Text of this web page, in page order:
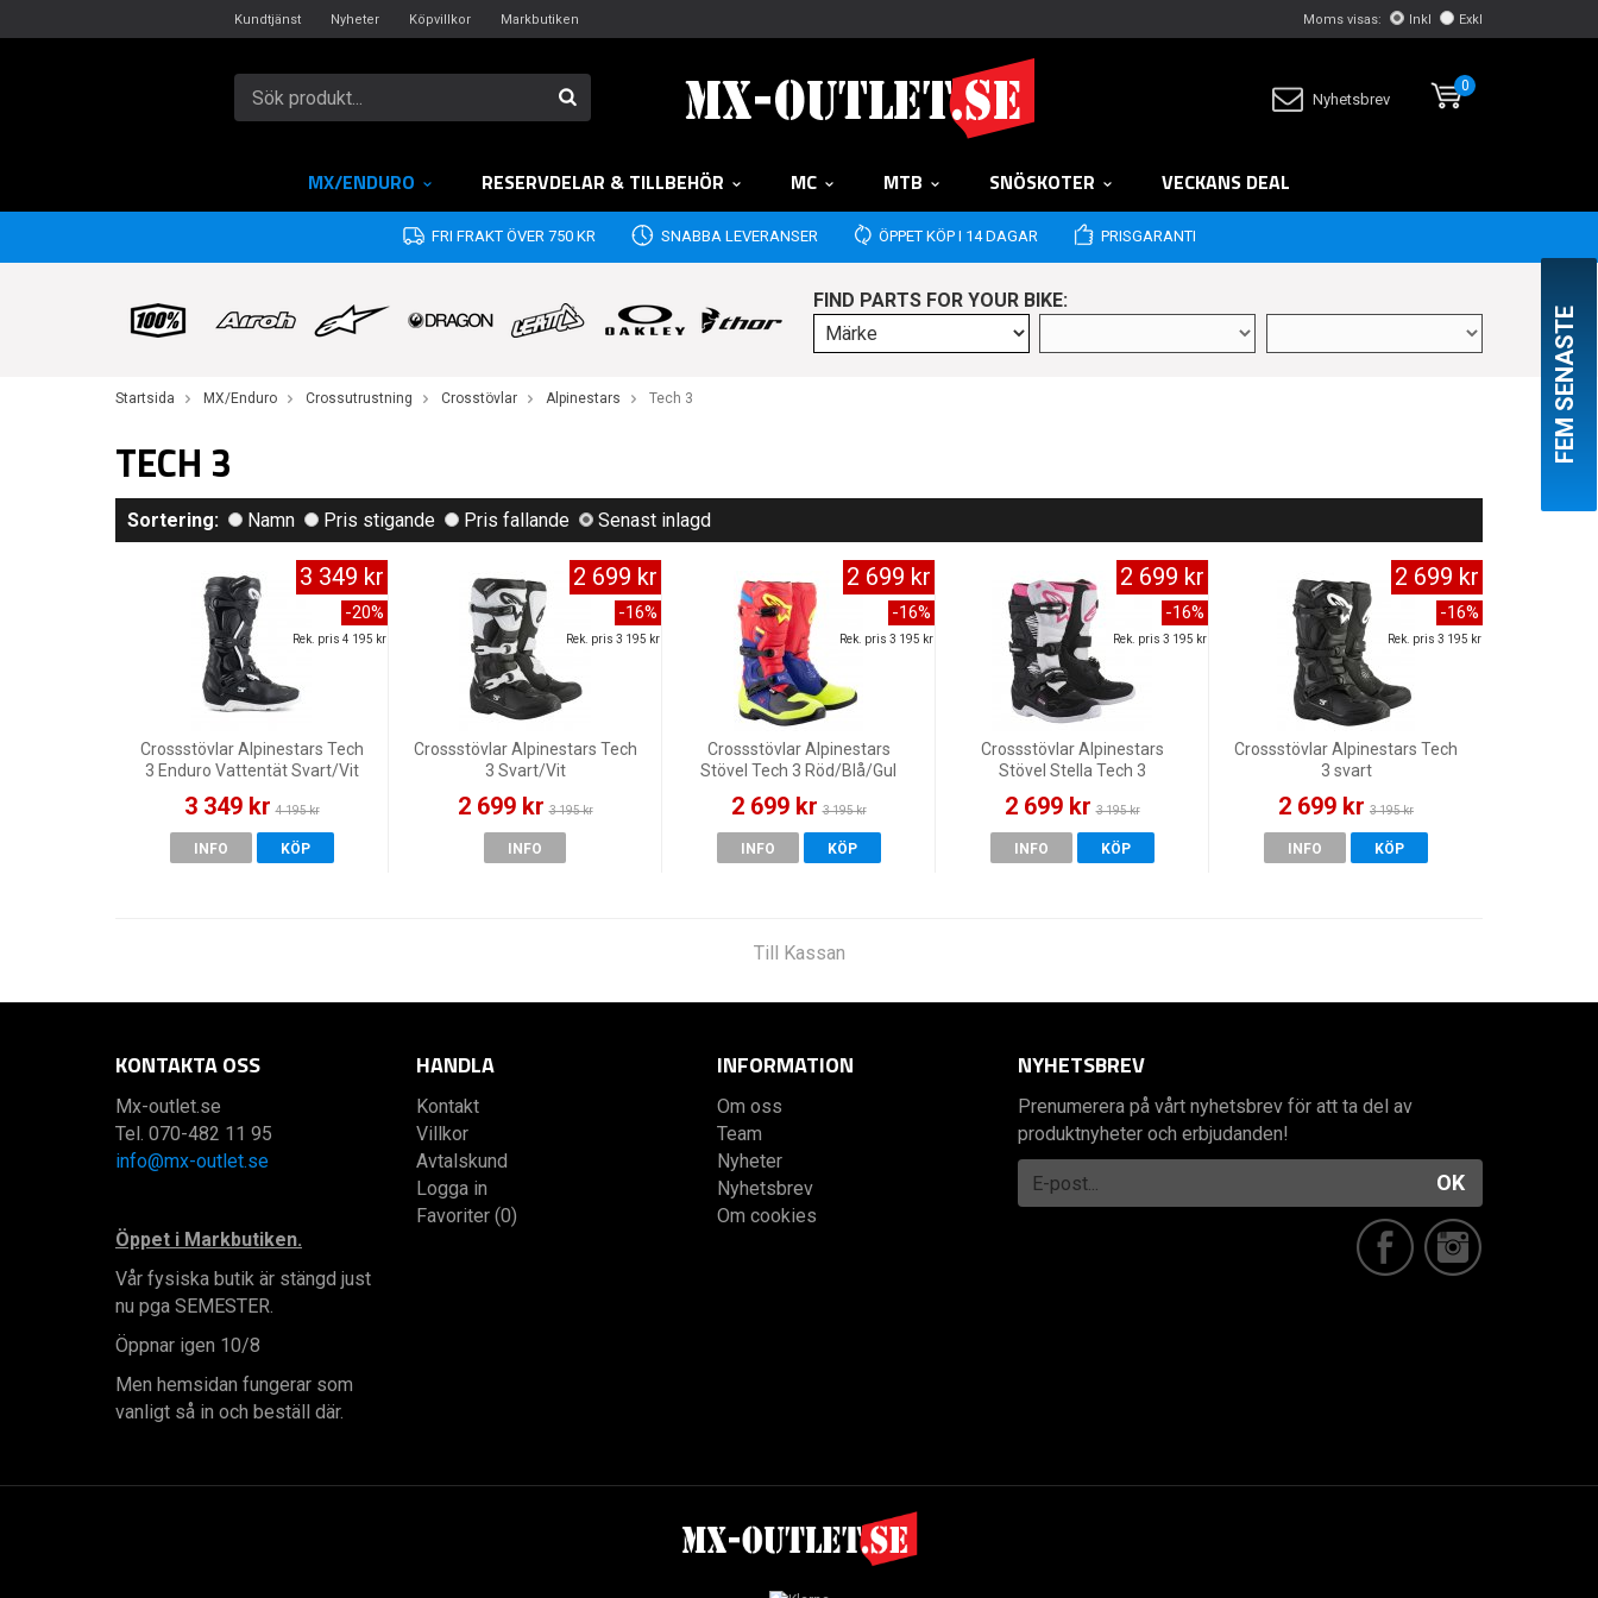
Kundtjänst Nyheter Köpvillkor Markbutiken Moms visas: Inkl Exkl
Nyhetsbrev
0
MX/ENDURO RESERVDELAR & TILLBEHÖR MC MTB SNÖSKOTER VECKANS DEAL
FRI FRAKT ÖVER 750 KR SNABBA LEVERANSER ÖPPET KÖP I 14 DAGAR PRISGARANTI
FIND PARTS FOR YOUR BIKE:
Startsida MX/Enduro Crossutrustning Crosstövlar Alpinestars Tech 3
TECH 3
Sortering: Namn Pris stigande Pris fallande Senast inlagd
Crossstövlar Alpinestars Tech
3 Enduro Vattentät Svart/Vit
3 349 kr 4 195 kr
3 349 kr
-20%
Rek. pris 4 195 kr
INFO KÖP
Crossstövlar Alpinestars Tech
3 Svart/Vit
2 699 kr 3 195 kr
2 699 kr
-16%
Rek. pris 3 195 kr
INFO
Crossstövlar Alpinestars
Stövel Tech 3 Röd/Blå/Gul
2 699 kr 3 195 kr
2 699 kr
-16%
Rek. pris 3 195 kr
INFO KÖP
Crossstövlar Alpinestars
Stövel Stella Tech 3
2 699 kr 3 195 kr
2 699 kr
-16%
Rek. pris 3 195 kr
INFO KÖP
Crossstövlar Alpinestars Tech
3 svart
2 699 kr 3 195 kr
2 699 kr
-16%
Rek. pris 3 195 kr
INFO KÖP
Till Kassan
FEM SENASTE
KONTAKTA OSS
Mx-outlet.se
Tel. 070-482 11 95
info@mx-outlet.se
Öppet i Markbutiken.
Vår fysiska butik är stängd just
nu pga SEMESTER.
Öppnar igen 10/8
Men hemsidan fungerar som
vanligt så in och beställ där.
HANDLA
Kontakt
Villkor
Avtalskund
Logga in
Favoriter (0)
INFORMATION
Om oss
Team
Nyheter
Nyhetsbrev
Om cookies
NYHETSBREV
Prenumerera på vårt nyhetsbrev för att ta del av
produktnyheter och erbjudanden!
OK